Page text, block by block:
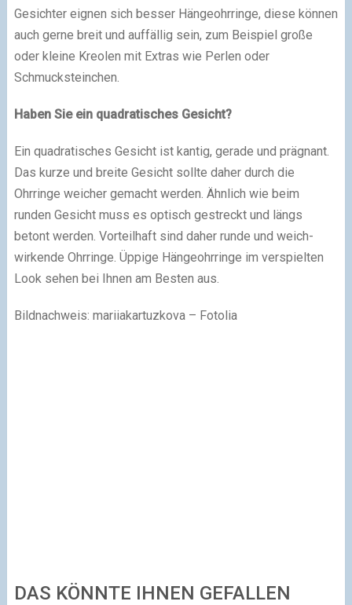
Gesichter eignen sich besser Hängeohrringe, diese können
auch gerne breit und auffällig sein, zum Beispiel große
oder kleine Kreolen mit Extras wie Perlen oder
Schmucksteinchen.
Haben Sie ein quadratisches Gesicht?
Ein quadratisches Gesicht ist kantig, gerade und prägnant.
Das kurze und breite Gesicht sollte daher durch die
Ohrringe weicher gemacht werden. Ähnlich wie beim
runden Gesicht muss es optisch gestreckt und längs
betont werden. Vorteilhaft sind daher runde und weich-
wirkende Ohrringe. Üppige Hängeohrringe im verspielten
Look sehen bei Ihnen am Besten aus.
Bildnachweis: mariiakartuzkova – Fotolia
DAS KÖNNTE IHNEN GEFALLEN